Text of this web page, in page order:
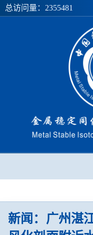
总访问量： 2355481
新闻：广州湛